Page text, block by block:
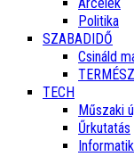
Politika
SZABADIDŐ
Csináld
TECH
Műszaki
Űrkutatás